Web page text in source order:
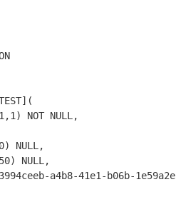
NOT NULL,
NULL,
NULL,
a4b8-41e1-b06b-